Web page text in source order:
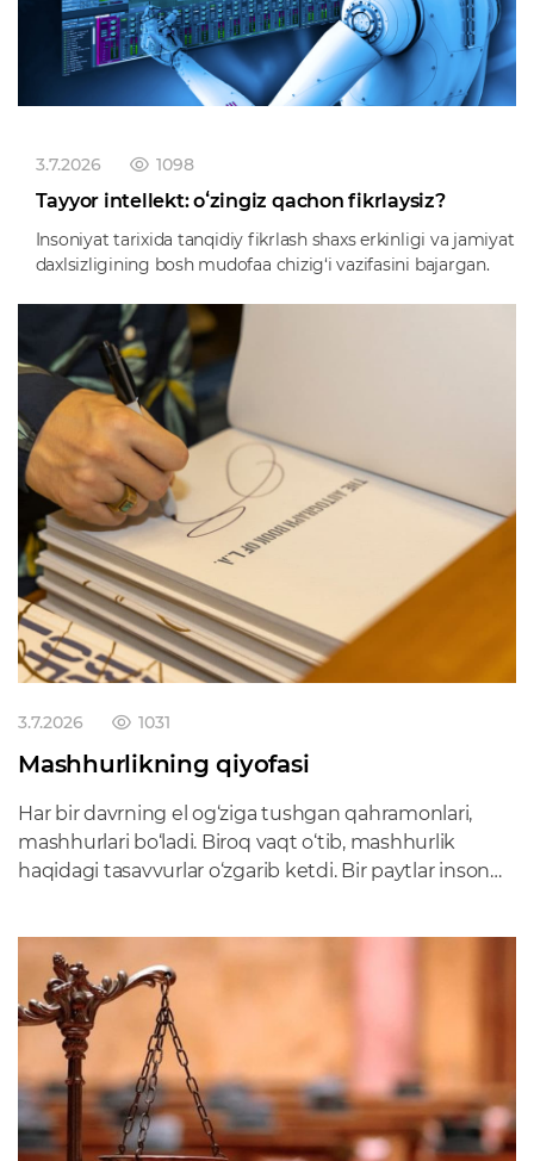
3.7.2026 1098
Tayyor intellekt: oʻzingiz qachon fikrlaysiz?
Insoniyat tarixida tanqidiy fikrlash shaxs erkinligi va jamiyat
daxlsizligining bosh mudofaa chizig‘i vazifasini bajargan.
3.7.2026 1031
Mashhurlikning qiyofasi
Har bir davrning el og‘ziga tushgan qahramonlari,
mashhurlari bo‘ladi. Biroq vaqt o‘tib, mashhurlik
haqidagi tasavvurlar o‘zgarib ketdi. Bir paytlar inson
biror faoliyat talab qilingan. Taniqli jurnalist, yozuvchi,
olim yoki san’atkor bo‘lish uchun yillar chig‘irig‘idan
o‘tish shart bo‘lgan. Endi mezonlar mutlaqo o‘zgardi.
Internet asrida odamlarning diqqatini qanday yo‘l
bilan bo‘lsa ham jalb qila olishning o‘zi mashhurlik
poydevoriga aylandi. TikTok, Instagram va YouTube
kabi global platformalar klassik, qat’iy me’yorlarni